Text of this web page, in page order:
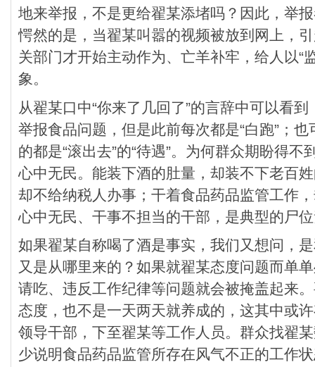
地来举报，不是更给翟某添堵吗？因此，举
愕然的是，当翟某叫嚣的视频被放到网上，
关部门才开始主动作为、亡羊补牢，给人以“
象。
从翟某口中“你来了几回了”的言辞中可以看
举报食品问题，但是此前每次都是“白跑”；
的都是“滚出去”的“待遇”。为何群众期盼得
心中无民。能装下酒的肚量，却装不下老百
却不给纳税人办事；干着食品药品监管工作
心中无民、干事不担当的干部，是典型的尸
如果翟某自称喝了酒是事实，我们又想问，
又是从哪里来的？如果就翟某态度问题而单
请吃、违反工作纪律等问题就会被掩盖起来
态度，也不是一天两天就养成的，这其中或
领导干部，下至翟某等工作人员。群众找翟
少说明食品药品监管所存在风气不正的工作